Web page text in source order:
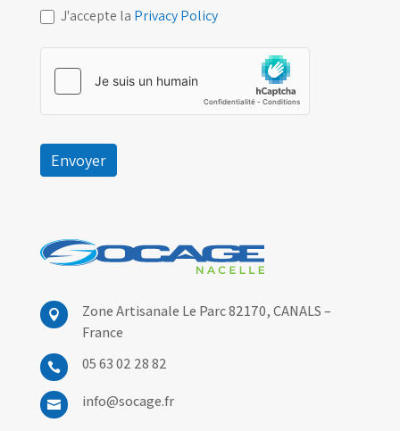
J'accepte la Privacy Policy
Envoyer
 Zone Artisanale Le Parc 82170,CANALS –
France
 05 63 02 28 82
 info@socage.fr